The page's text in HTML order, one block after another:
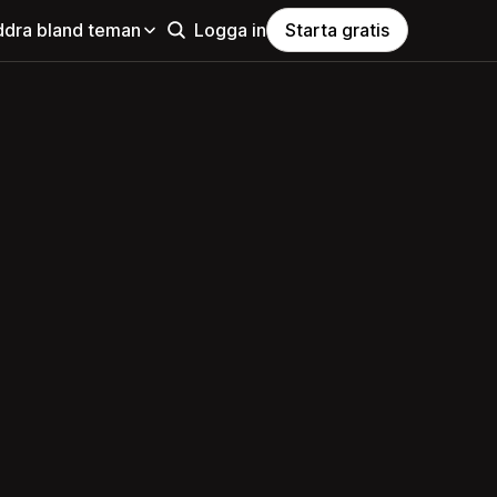
bland teman Logga in Starta gratis